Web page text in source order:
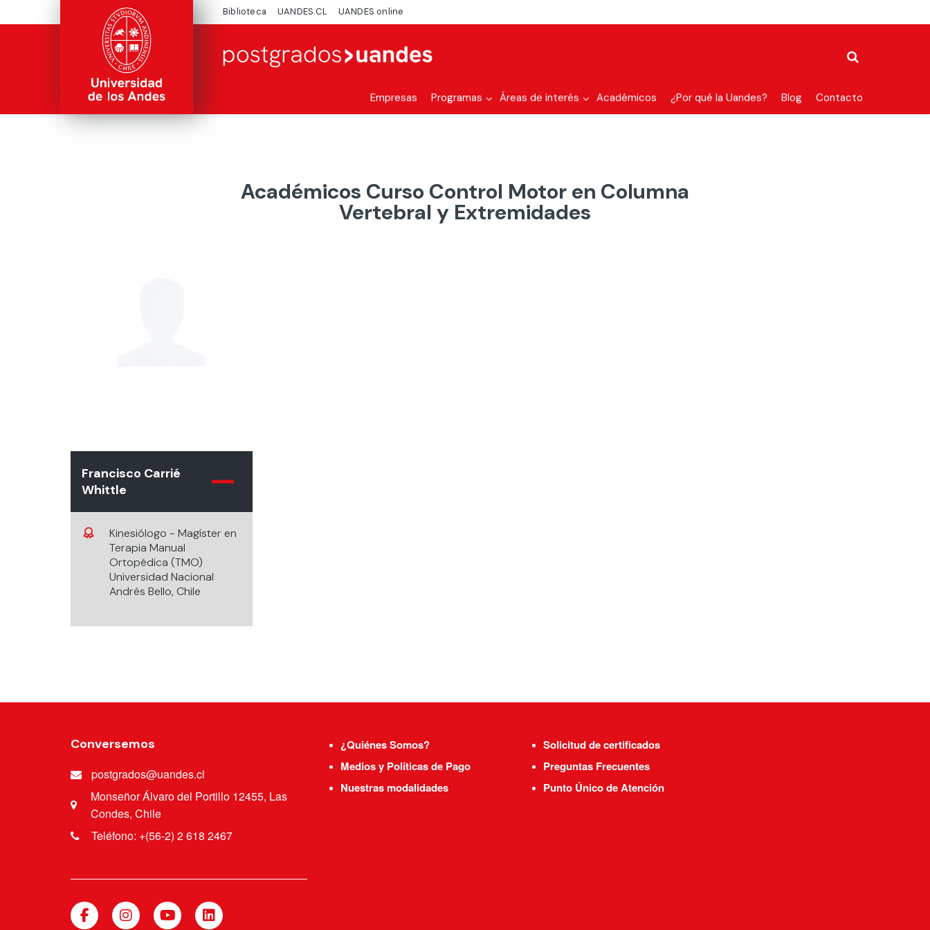
Biblioteca UANDES.CL UANDES online
Empresas Programas Áreas de interés Académicos ¿Por qué la Uandes? Blog Contacto
Académicos Curso Control Motor en Columna
Vertebral y Extremidades
Francisco Carrié
Whittle
Kinesiólogo - Magíster en
Terapia Manual
Ortopédica (TMO)
Universidad Nacional
Andrés Bello, Chile
Conversemos
postgrados@uandes.cl
Monseñor Álvaro del Portillo 12455, Las
Condes, Chile
Teléfono: +(56-2) 2 618 2467
¿Quiénes Somos?
Medios y Políticas de Pago
Nuestras modalidades
Solicitud de certificados
Preguntas Frecuentes
Punto Único de Atención